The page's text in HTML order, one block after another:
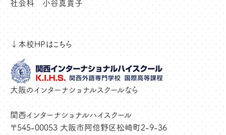
社会科 小谷真貴子
↓本校HPはこちら
大阪のインターナショナルスクールなら
関西インターナショナルハイスクール
〒545-00053 大阪市阿倍野区松崎町2-9-36